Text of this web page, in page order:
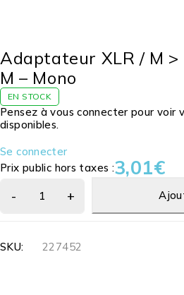
Adaptateur XLR / M >
M – Mono
EN STOCK
Pensez à vous connecter pour
disponibles.
Se connecter
Prix public hors taxes :3,01€
SKU: 227452